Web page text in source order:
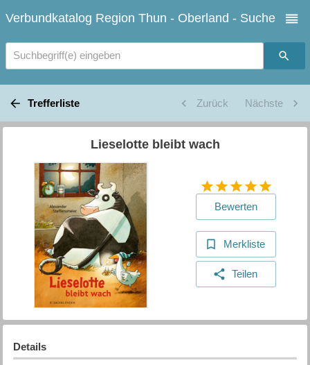
Verbundkatalog Region Thun - Oberland - Suche
Suchbegriff(e) eingeben
Trefferliste Zurück Nächste
Lieselotte bleibt wach
Bewerten
Merkliste
Teilen
Details